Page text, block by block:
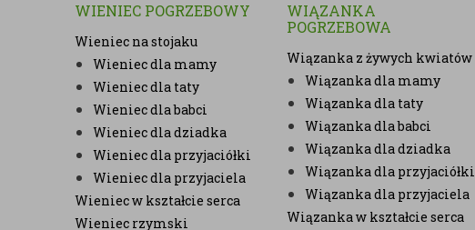
WIENIEC POGRZEBOWY
Wieniec na stojaku
Wieniec dla mamy
Wieniec dla taty
Wieniec dla babci
Wieniec dla dziadka
Wieniec dla przyjaciółki
Wieniec dla przyjaciela
Wieniec w kształcie serca
Wieniec rzymski
WIĄZANKA
POGRZEBOWA
Wiązanka z żywych kwiatów
Wiązanka dla mamy
Wiązanka dla taty
Wiązanka dla babci
Wiązanka dla dziadka
Wiązanka dla przyjaciółki
Wiązanka dla przyjaciela
Wiązanka w kształcie serca